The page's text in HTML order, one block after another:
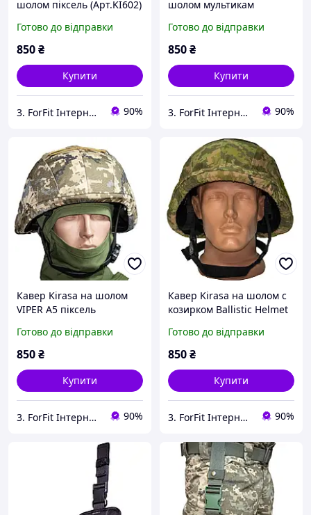
шолом піксель (Арт.KI602)
стропи забеспечують
максимальне прилягання
Готово до відправки
850₴
Купити
3. ForFit Інтернет-магазин спортивних товарів 90%
шолом мультикам
кріплення та стропи
забеспечують
до шолому.
Готово до відправки
850₴
Купити
3. ForFit Інтернет-магазин спортивних товарів 90%
Кавер Kirasa на шолом
VIPER A5 піксель
кріплення та стропи
забеспечують
до шолому.
Готово до відправки
850₴
Купити
3. ForFit Інтернет-магазин спортивних товарів 90%
Кавер Kirasa на шолом с
козирком Ballistic Helmet
(Арт.KI604) зручне
кріплення та стропи
Готово до відправки
850₴
Купити
3. ForFit Інтернет-магазин спортивних товарів 90%